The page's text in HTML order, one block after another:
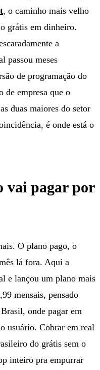
, o caminho mais velho
grátis em dinheiro.
a
passou meses
de programação do
de empresa que o
duas maiores do setor
é onde está o
vai pagar por
O plano pago, o
lá fora. Aqui a
e lançou um plano mais
mensais, pensado
onde pagar em
usuário. Cobrar em real
do grátis sem o
inteiro pra empurrar